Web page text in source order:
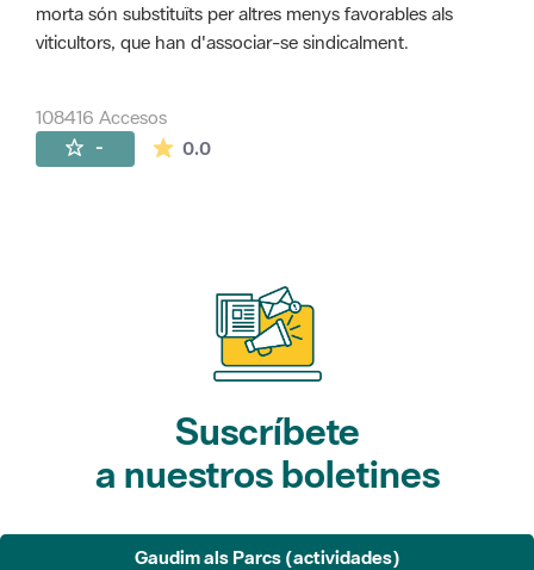
morta són substituïts per altres menys favorables als
viticultors, que han d'associar-se sindicalment.
108416 Accesos
- 0.0La valoración media es de 0 estrellas de
Suscríbete
a nuestros boletines
Gaudim als Parcs (actividades)